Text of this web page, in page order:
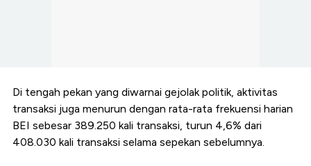
Di tengah pekan yang diwarnai gejolak politik, aktivitas
transaksi juga menurun dengan rata-rata frekuensi harian
BEI sebesar 389.250 kali transaksi, turun 4,6% dari
408.030 kali transaksi selama sepekan sebelumnya.